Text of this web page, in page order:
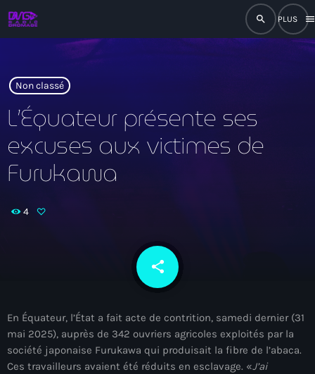
search
menu
close
play_arrow RADIO DROMAGE
À Propos
TV Direct
Non classé
L’Équateur présente ses
excuses aux victimes de
Furukawa
4
share
email
En Équateur, l’État a fait acte de contrition, samedi dernier (31
mai 2025), auprès de 342 ouvriers agricoles exploités par la
société japonaise Furukawa qui produisait la fibre de l’abaca.
Ces travailleurs avaient été réduits en esclavage. «J’ai